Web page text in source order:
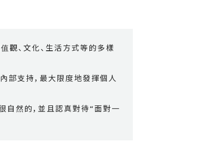
觀、文化、生活方式等的多樣
部支持，最大限度地發揮個人
自然的，並且認真對待“面對一